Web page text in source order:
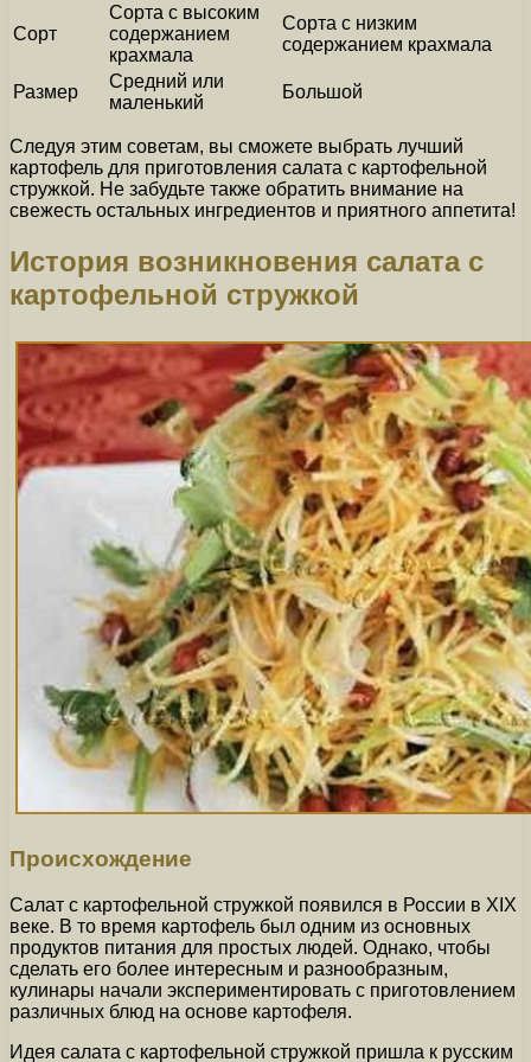
Сорт
Сорта с высоким
содержанием
крахмала
Сорта с низким
содержанием крахмала
Размер
Средний или
маленький
Большой
Следуя этим советам, вы сможете выбрать лучший
картофель для приготовления салата с картофельной
стружкой. Не забудьте также обратить внимание на
свежесть остальных ингредиентов и приятного аппетита!
История возникновения салата с
картофельной стружкой
Происхождение
Салат с картофельной стружкой появился в России в XIX
веке. В то время картофель был одним из основных
продуктов питания для простых людей. Однако, чтобы
сделать его более интересным и разнообразным,
кулинары начали экспериментировать с приготовлением
различных блюд на основе картофеля.
Идея салата с картофельной стружкой пришла к русским